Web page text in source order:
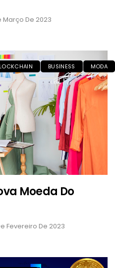
Março De 2023
BUSINESS
MODA
Moeda Do
Fevereiro De 2023